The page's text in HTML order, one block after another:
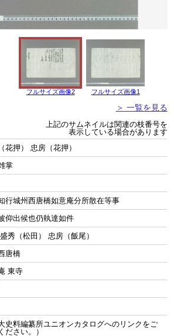
フルサイズ画像2 フルサイズ画像1
＞ 一覧を見る
上記のサムネイルは関連の枝番号を
表示している場合があります
花押） 忠房（花押）
掌
行城州西唐橋如意庵分所散在等事
仰出候也仍執達如件
秀（松田） 忠房（飯尾）
唐橋
東寺
大史料編纂所ユニオンカタログへのリンクをご
ださい。）